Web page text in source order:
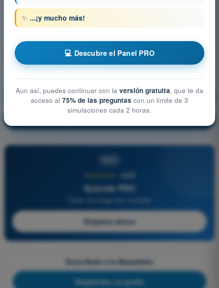
Procedimientos Operacionales ¡Entrenamiento!
4,6/5
Quizvds PRO
Empieza ahora
Suscríbete a la Newsletter
Regístrate, es gratis
✨ ...¡y mucho más!
💻 Descubre el Panel PRO
Aun así, puedes continuar con la versión gratuita, que te da
acceso al 75% de las preguntas con un límite de 3
simulaciones cada 2 horas.